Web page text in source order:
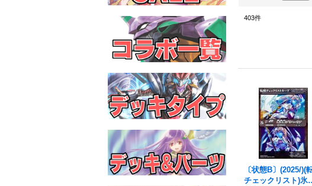
403件
〔状態B〕(2025/)(
チェックリスト)氷